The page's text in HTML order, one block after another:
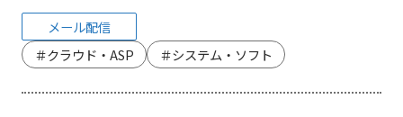
メール配信
＃クラウド・ASP
＃システム・ソフト